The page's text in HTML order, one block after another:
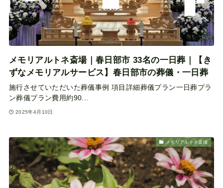
メモリアルトネ斎場｜春日部市 33名の一日葬｜【き
ずなメモリアルサービス】春日部市の葬儀・一日葬
施行させていただいた葬儀事例 項目詳細葬儀プラン一日葬プラ
ン葬儀プラン費用約90...
2025年4月10日
メモリアルトネ斎場